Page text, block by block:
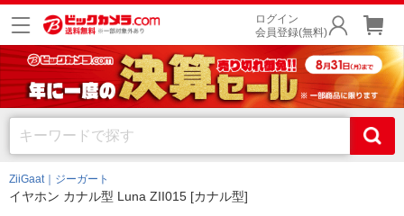
ログイン
会員登録(無料)
ZiiGaat｜ジーガート
イヤホン カナル型 Luna ZII015 [カナル型]